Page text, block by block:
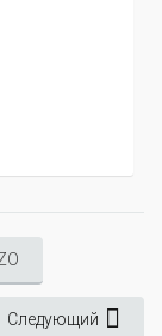
Следующий